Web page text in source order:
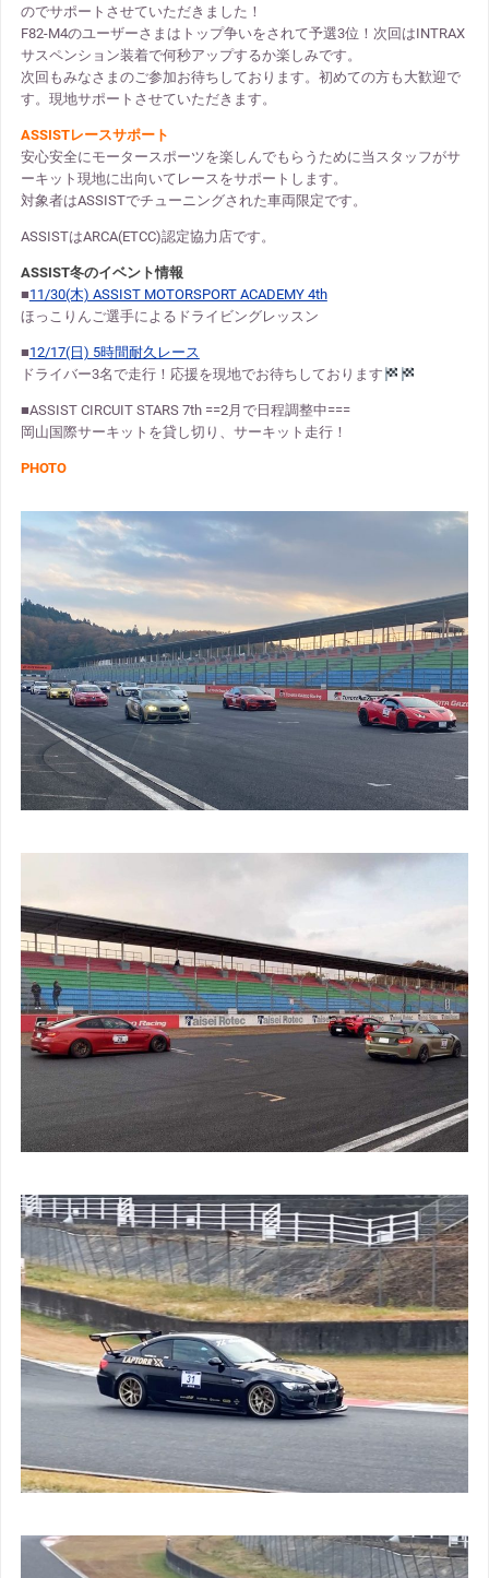
のでサポートさせていただきました！
F82-M4のユーザーさまはトップ争いをされて予選3位！次回はINTRAX
サスペンション装着で何秒アップするか楽しみです。
次回もみなさまのご参加お待ちしております。初めての方も大歓迎で
す。現地サポートさせていただきます。
ASSISTレースサポート
安心安全にモータースポーツを楽しんでもらうために当スタッフがサ
ーキット現地に出向いてレースをサポートします。
対象者はASSISTでチューニングされた車両限定です。
ASSISTはARCA(ETCC)認定協力店です。
ASSIST冬のイベント情報
■11/30(木) ASSIST MOTORSPORT ACADEMY 4th
ほっこりんご選手によるドライビングレッスン
■12/17(日) 5時間耐久レース
ドライバー3名で走行！応援を現地でお待ちしております
■ASSIST CIRCUIT STARS 7th ==2月で日程調整中===
岡山国際サーキットを貸し切り、サーキット走行！
PHOTO